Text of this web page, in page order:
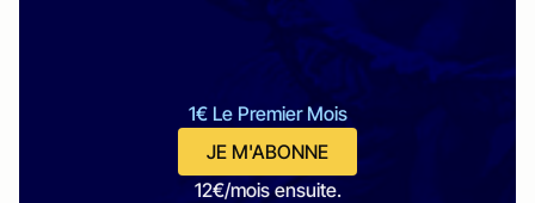
1€ Le Premier Mois
JE M'ABONNE
12€/mois ensuite.